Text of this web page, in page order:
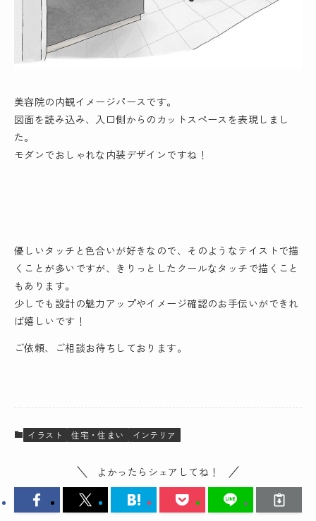
美容院の内観イメージパースです。
図面を読み込み、入口側からのカットスペースを表現しまし
た。
モダンでおしゃれな内装デザインですね！
優しいタッチと色合いが好きなので、そのようなテイストで描
くことが多いですが、きりっとしたクールなタッチで描くこと
もあります。
少しでも 設計の魅力アップやイメージ確認のお手伝いができれ
ば嬉しいです！
ご依頼、ご相談お待ちしております。
イラスト 住宅・住まい インテリア
よかったらシェアしてね！